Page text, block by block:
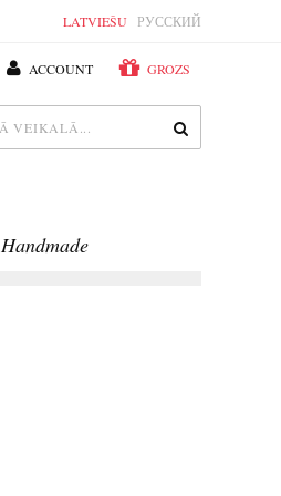
LATVIEŠU РУССКИЙ
ACCOUNT GROZS
Handmade